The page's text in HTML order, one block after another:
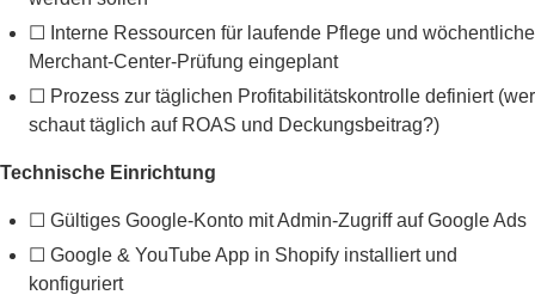
☐ Interne Ressourcen für laufende Pflege und wöchentliche
Merchant-Center-Prüfung eingeplant
☐ Prozess zur täglichen Profitabilitätskontrolle definiert (wer
schaut täglich auf ROAS und Deckungsbeitrag?)
Technische Einrichtung
☐ Gültiges Google-Konto mit Admin-Zugriff auf Google Ads
☐ Google & YouTube App in Shopify installiert und
konfiguriert